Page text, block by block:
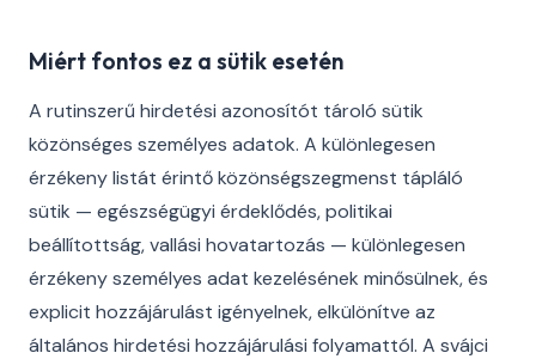
Miért fontos ez a sütik esetén
A rutinszerű hirdetési azonosítót tároló sütik
közönséges személyes adatok. A különlegesen
érzékeny listát érintő közönségszegmenst tápláló
sütik — egészségügyi érdeklődés, politikai
beállítottság, vallási hovatartozás — különlegesen
érzékeny személyes adat kezelésének minősülnek, és
explicit hozzájárulást igényelnek, elkülönítve az
általános hirdetési hozzájárulási folyamattól. A svájci